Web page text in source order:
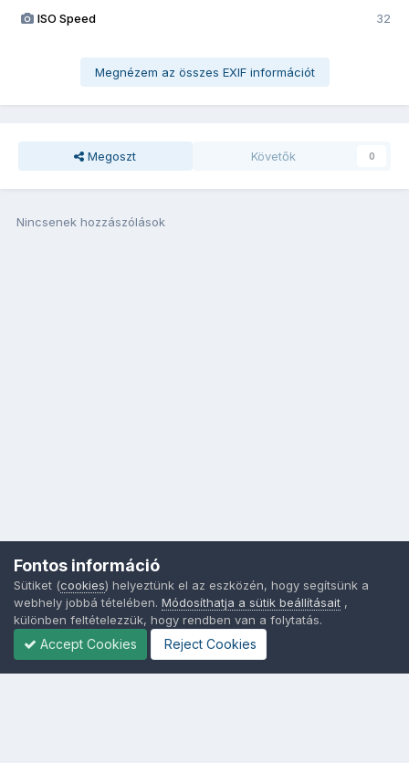
ISO Speed 32
Megnézem az összes EXIF információt
Megoszt Követők 0
Nincsenek hozzászólások
Fontos információ
Sütiket (cookies) helyeztünk el az eszközén, hogy segítsünk a
webhely jobbá tételében. Módosíthatja a sütik beállításait ,
különben feltételezzük, hogy rendben van a folytatás.
Accept Cookies Reject Cookies